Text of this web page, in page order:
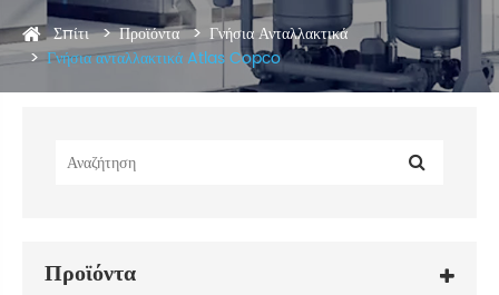
Σπίτι Προϊόντα
Γνήσια Ανταλλακτικά
Γνήσια ανταλλακτικά Atlas Copco
Προϊόντα